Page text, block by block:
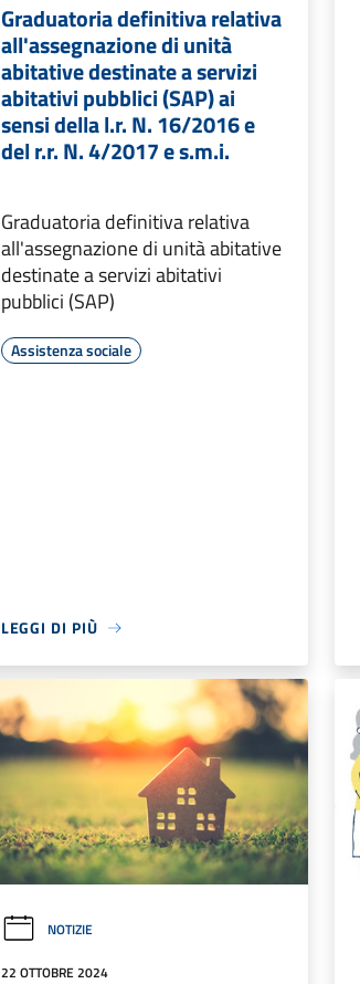
Graduatoria definitiva relativa
all'assegnazione di unità
abitative destinate a servizi
abitativi pubblici (SAP) ai
sensi della l.r. N. 16/2016 e
del r.r. N. 4/2017 e s.m.i.
Graduatoria definitiva relativa
all'assegnazione di unità abitative
destinate a servizi abitativi
pubblici (SAP)
Assistenza sociale
LEGGI DI PIÙ
NOTIZIE
22 OTTOBRE 2024